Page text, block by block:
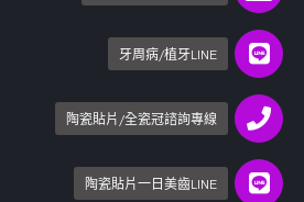
牙周病/植牙LINE
陶瓷貼片/全瓷冠諮詢專線
陶瓷貼片一日美齒LINE